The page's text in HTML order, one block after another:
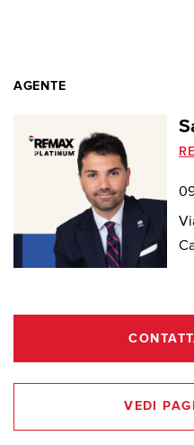
AGENTE
VEDI